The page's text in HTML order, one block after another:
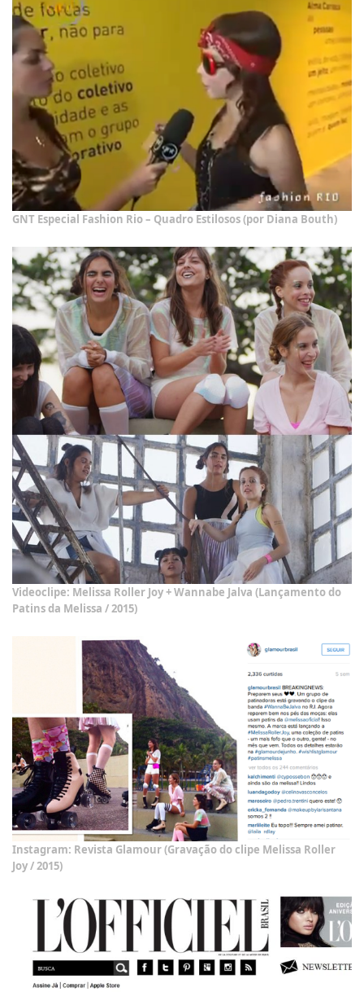
GNT Especial Fashion Rio – Quadro Estilosos (por Diana Bouth)
Videoclipe: Melissa Roller Joy + Wannabe Jalva (Lançamento do
Patins da Melissa / 2015)
Instagram: Revista Glamour (Gravação do clipe Melissa Roller
Joy / 2015)